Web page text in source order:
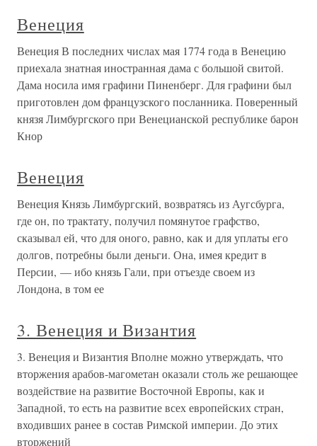
Венеция
Венеция В последних числах мая 1774 года в Венецию
приехала знатная иностранная дама с большой свитой.
Дама носила имя графини Пиненберг. Для графини был
приготовлен дом французского посланника. Поверенный
князя Лимбургского при Венецианской республике барон
Кнор
Венеция
Венеция Князь Лимбургский, возвратясь из Аугсбурга,
где он, по трактату, получил помянутое графство,
сказывал ей, что для оного, равно, как и для уплаты его
долгов, потребны были деньги. Она, имея кредит в
Персии, — ибо князь Гали, при отъезде своем из
Лондона, в том ее
3. Венеция и Византия
3. Венеция и Византия Вполне можно утверждать, что
вторжения арабов-магометан оказали столь же решающее
воздействие на развитие Восточной Европы, как и
Западной, то есть на развитие всех европейских стран,
входивших ранее в состав Римской империи. До этих
вторжений